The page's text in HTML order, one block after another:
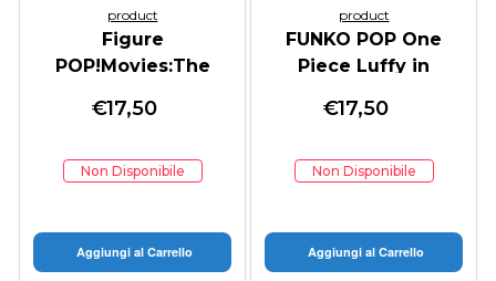
product
Figure
POP!Movies:The
RickO'Connel
€17,50
Non Disponibile
Aggiungi al Carrello
product
FUNKO POP One
Piece Luffy in
€17,50
Non Disponibile
Aggiungi al Carrello